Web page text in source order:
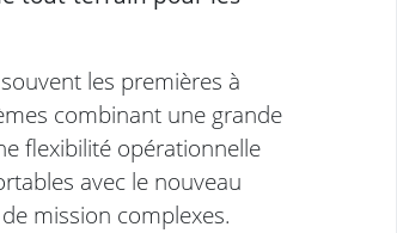
les premières à
combinant une grande
flexibilité opérationnelle
avec le nouveau
mission complexes.